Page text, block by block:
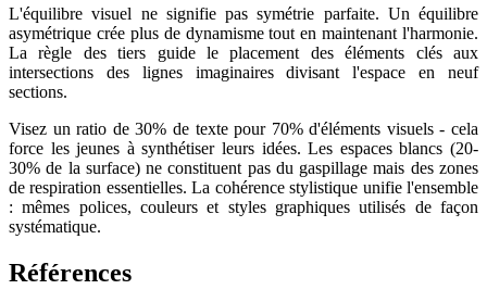
L'équilibre visuel ne signifie pas symétrie parfaite. Un équilibre
asymétrique crée plus de dynamisme tout en maintenant l'harmonie.
La règle des tiers guide le placement des éléments clés aux
intersections des lignes imaginaires divisant l'espace en neuf
sections.
Visez un ratio de 30% de texte pour 70% d'éléments visuels - cela
force les jeunes à synthétiser leurs idées. Les espaces blancs (20-
30% de la surface) ne constituent pas du gaspillage mais des zones
de respiration essentielles. La cohérence stylistique unifie l'ensemble
: mêmes polices, couleurs et styles graphiques utilisés de façon
systématique.
Références